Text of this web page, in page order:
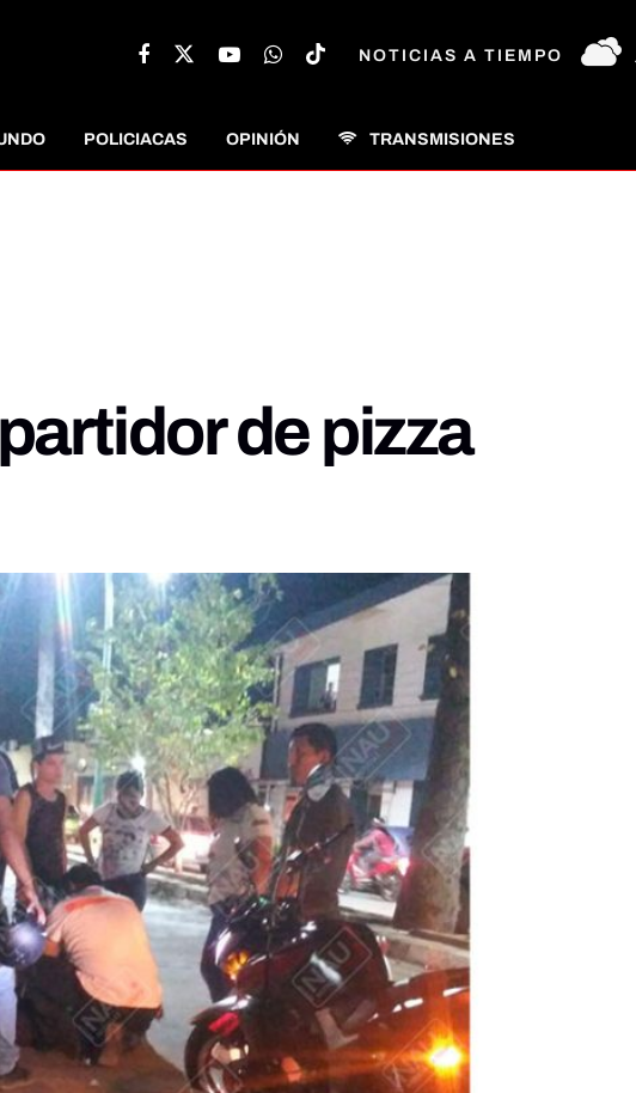
NOTICIAS A TIEMPO
POLICIACAS OPINIÓN TRANSMISIONES
de pizza